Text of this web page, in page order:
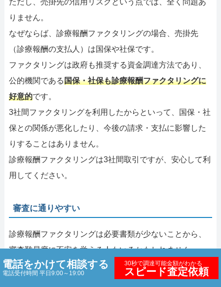
ただし、売掛先の信用リスクという点では、全く問題あ
りません。
なぜならば、診療報酬ファクタリングの場合、売掛先
（診療報酬の支払人）は国保や社保です。
ファクタリングは政府も推奨する資金調達方法であり、
公的機関である国保・社保も診療報酬ファクタリングに
好意的です。
3社間ファクタリングを利用したからといって、国保・社
保との関係が悪化したり、今後の請求・支払に影響した
りすることはありません。
診療報酬ファクタリングは3社間取引ですが、安心して利
用してください。
審査に通りやすい
診療報酬ファクタリングは必要書類が少ないことから、
審査難易度に不安を覚える人もいるかもしれません。
しかし、審査に通りやすいことも診療報酬ファクタリン
電話をかけて相談する
電話受付時間 平日9:00～19:00
30秒で調達可能金額がわかる
スピード査定依頼